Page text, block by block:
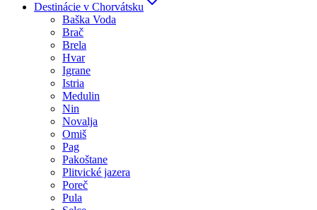
Destinácie v Chorvátsku
Baška Voda
Brač
Brela
Hvar
Igrane
Istria
Medulin
Nin
Novalja
Omiš
Pag
Pakoštane
Plitvické jazera
Poreč
Pula